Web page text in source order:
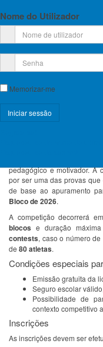
Nome do Utilizador
Memorizar-me
Data do evento:21 de março
Horário previsto:09h00 às
Data limite de inscrição:
Organização:FPME /
Local:Ginásio de Escalada
A prova integra aTaça
os filiados na FPME com
equivalente. Podem
apresentem declaração
termos indicados pela
pedagógico e motivador. A
por ser uma das provas que
de base ao apuramento
Bloco de 2026.
A competição decorrerá
blocos e duração
contests, caso o número
de 80 atletas.
Condições especiais
Emissão gratuita da
Seguro escolar
Possibilidade de
contexto competitivo
Inscrições
As inscrições devem ser